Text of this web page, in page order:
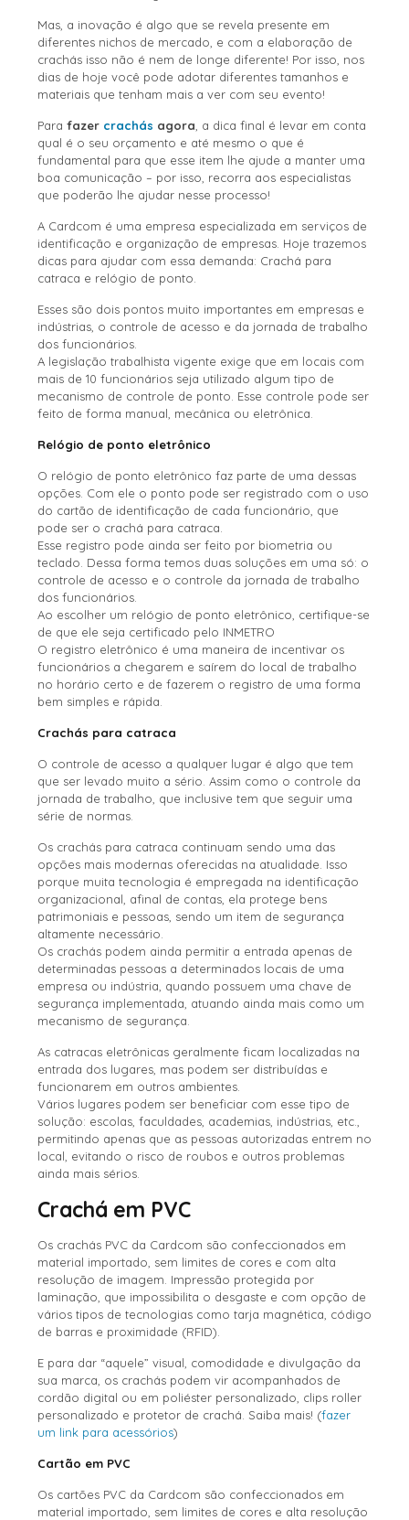
Mas, a inovação é algo que se revela presente em
diferentes nichos de mercado, e com a elaboração de
crachás isso não é nem de longe diferente! Por isso, nos
dias de hoje você pode adotar diferentes tamanhos e
materiais que tenham mais a ver com seu evento!
Para fazer crachás agora , a dica final é levar em conta
qual é o seu orçamento e até mesmo o que é
fundamental para que esse item lhe ajude a manter uma
boa comunicação – por isso, recorra aos especialistas
que poderão lhe ajudar nesse processo!
A Cardcom é uma empresa especializada em serviços de
identificação e organização de empresas. Hoje trazemos
dicas para ajudar com essa demanda: Crachá para
catraca e relógio de ponto.
Esses são dois pontos muito importantes em empresas e
indústrias, o controle de acesso e da jornada de trabalho
dos funcionários.
A legislação trabalhista vigente exige que em locais com
mais de 10 funcionários seja utilizado algum tipo de
mecanismo de controle de ponto. Esse controle pode ser
feito de forma manual, mecânica ou eletrônica.
Relógio de ponto eletrônico
O relógio de ponto eletrônico faz parte de uma dessas
opções. Com ele o ponto pode ser registrado com o uso
do cartão de identificação de cada funcionário, que
pode ser o crachá para catraca.
Esse registro pode ainda ser feito por biometria ou
teclado. Dessa forma temos duas soluções em uma só: o
controle de acesso e o controle da jornada de trabalho
dos funcionários.
Ao escolher um relógio de ponto eletrônico, certifique-se
de que ele seja certificado pelo INMETRO
O registro eletrônico é uma maneira de incentivar os
funcionários a chegarem e saírem do local de trabalho
no horário certo e de fazerem o registro de uma forma
bem simples e rápida.
Crachás para catraca
O controle de acesso a qualquer lugar é algo que tem
que ser levado muito a sério. Assim como o controle da
jornada de trabalho, que inclusive tem que seguir uma
série de normas.
Os crachás para catraca continuam sendo uma das
opções mais modernas oferecidas na atualidade. Isso
porque muita tecnologia é empregada na identificação
organizacional, afinal de contas, ela protege bens
patrimoniais e pessoas, sendo um item de segurança
altamente necessário.
Os crachás podem ainda permitir a entrada apenas de
determinadas pessoas a determinados locais de uma
empresa ou indústria, quando possuem uma chave de
segurança implementada, atuando ainda mais como um
mecanismo de segurança.
As catracas eletrônicas geralmente ficam localizadas na
entrada dos lugares, mas podem ser distribuídas e
funcionarem em outros ambientes.
Vários lugares podem ser beneficiar com esse tipo de
solução: escolas, faculdades, academias, indústrias, etc.,
permitindo apenas que as pessoas autorizadas entrem no
local, evitando o risco de roubos e outros problemas
ainda mais sérios.
Crachá em PVC
Os crachás PVC da Cardcom são confeccionados em
material importado, sem limites de cores e com alta
resolução de imagem. Impressão protegida por
laminação, que impossibilita o desgaste e com opção de
vários tipos de tecnologias como tarja magnética, código
de barras e proximidade (RFID).
E para dar “aquele” visual, comodidade e divulgação da
sua marca, os crachás podem vir acompanhados de
cordão digital ou em poliéster personalizado, clips roller
personalizado e protetor de crachá. Saiba mais! (fazer
um link para acessórios)
Cartão em PVC
Os cartões PVC da Cardcom são confeccionados em
material importado, sem limites de cores e alta resolução